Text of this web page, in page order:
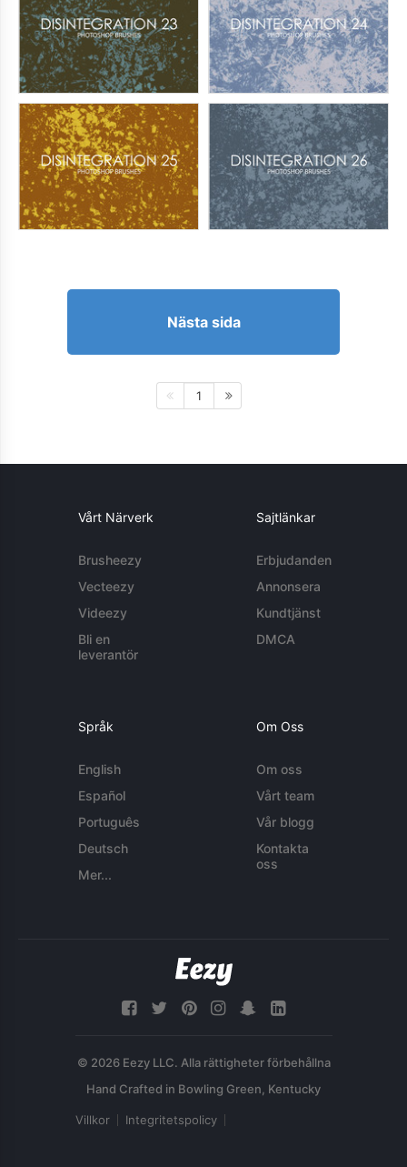
Nästa sida
1
Vårt Närverk
Brusheezy
Vecteezy
Videezy
Bli en
leverantör
Sajtlänkar
Erbjudanden
Annonsera
Kundtjänst
DMCA
Språk
English
Español
Português
Deutsch
Mer...
Om Oss
Om oss
Vårt team
Vår blogg
Kontakta
oss
© 2026 Eezy LLC. Alla rättigheter förbehållna
Villkor Integritetspolicy